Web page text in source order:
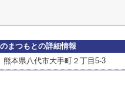
まつもとの詳細情報
熊本県八代市大手町２丁目5-3